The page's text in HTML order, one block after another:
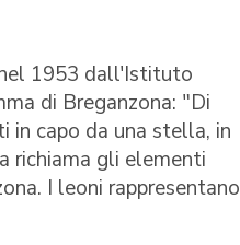
1953 dall'Istituto
di Breganzona: "Di
in capo da una stella, in
richiama gli elementi
I leoni rappresentano